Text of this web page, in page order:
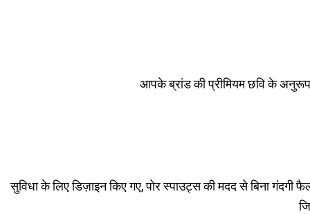
आपके ब्रांड की प्रीमियम छवि के
सुविधा के लिए डिज़ाइन किए गए, पोर स्पाउट्स की मदद से बिना गंदगी